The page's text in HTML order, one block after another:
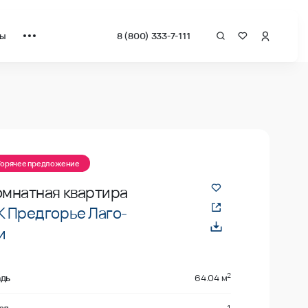
8 (800) 333-7-111
предложение
квартира
Лаго-
64.04 м2